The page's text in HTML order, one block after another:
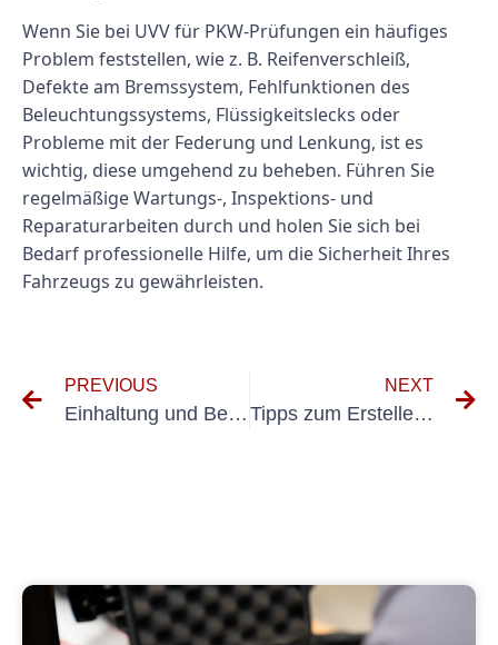
Wenn Sie bei UVV für PKW-Prüfungen ein häufiges
Problem feststellen, wie z. B. Reifenverschleiß,
Defekte am Bremssystem, Fehlfunktionen des
Beleuchtungssystems, Flüssigkeitslecks oder
Probleme mit der Federung und Lenkung, ist es
wichtig, diese umgehend zu beheben. Führen Sie
regelmäßige Wartungs-, Inspektions- und
Reparaturarbeiten durch und holen Sie sich bei
Bedarf professionelle Hilfe, um die Sicherheit Ihres
Fahrzeugs zu gewährleisten.
PREVIOUS
Einhaltung und Best Practices für wiederkehrende Prüfungen gemäß VDE 0100 Teil 610
NEXT
Tipps zum Erstellen eines umfassenden Messprotokolls für die E-Check-Verifizierung